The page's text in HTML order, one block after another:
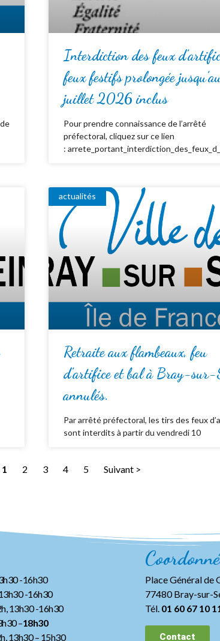
Interdiction des feux
feux festifs prolongée
juillet 2026 inclus
Pour prendre connaissance de l’arrêté
préfectoral, cliquez sur ce lien
:
actualités
Retraite aux flambeaux, feu
d’artifice et bal à Bray-sur-
annulés.
Par arrêté préfectoral, les tirs des feux
sont interdits à partir du vendredi 10
1 2 3 4 5 Suivant >
-16h30
-16h30
13h30 -16h30
–18h30
13h30– 15h30
Place Général de
77480 Bray-sur-
Tél. 01 60 67 10
Contact